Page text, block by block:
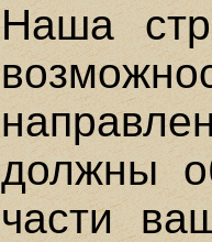
Наша
должны
части